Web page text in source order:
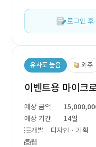
로그인 후
유사도 높음 외주
이벤트용 마이크
예상 금액
예상 기간
14일
개발 · 디자인 · 기획
웹